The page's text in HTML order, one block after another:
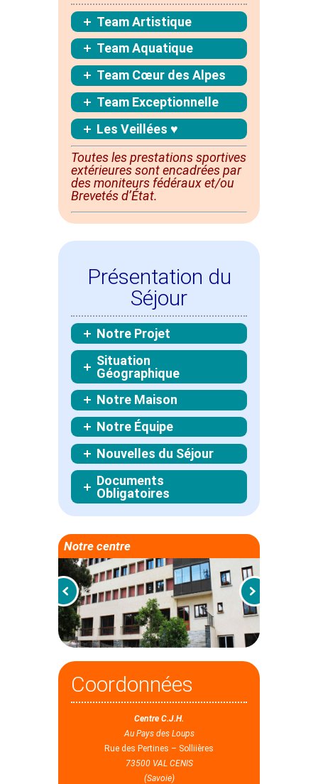
Team Artistique
Team Aquatique
Team Cœur des Alpes
Team Exceptionnelle
Les Veillées ♥
Toutes les prestations sportives
extérieures sontencadréespar
des moniteurs fédéraux et/ou
Brevetés d’État.
Présentation du
Séjour
Notre Projet
Situation
Géographique
Notre Maison
Notre Équipe
Nouvelles du Séjour
Documents
Obligatoires
Notre centre
Coordonnées
Centre C.J.H.
Au Pays des Loups
Rue des Pertines – Solliières
73500 VAL CENIS
(Savoie)